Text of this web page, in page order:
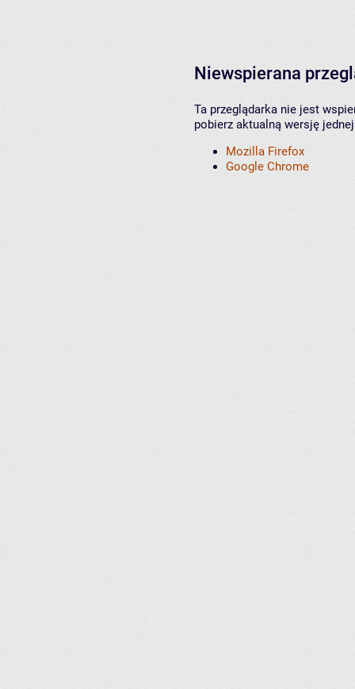
Niewspierana
Ta przeglądarka nie jest
pobierz aktualną wersję
Mozilla Firefox
Google Chrome